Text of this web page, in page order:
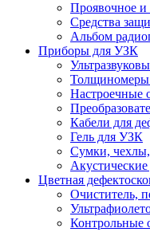
Проявочное и
Средства
Альбом
Приборы для УЗК
Толщиномеры
Настроечные
Кабели для
Гель для УЗК
Сумки,
Цветная
Очиститель,
Контрольные